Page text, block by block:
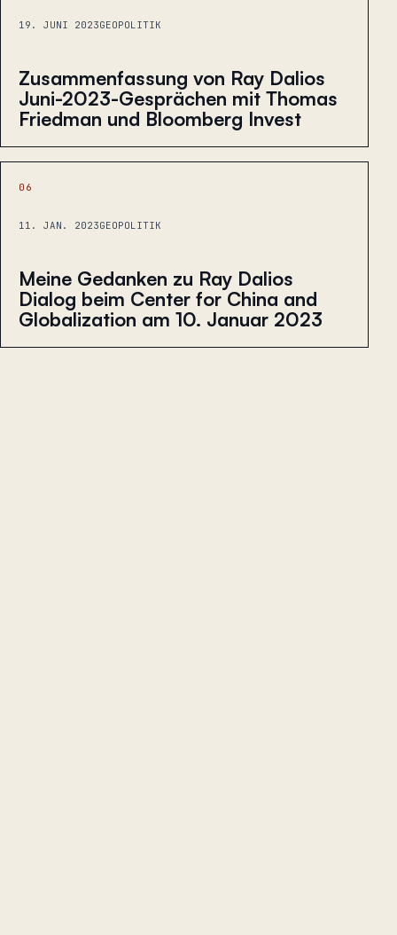
19. JUNI 2023GEOPOLITIK
Zusammenfassung von Ray Dalios
Juni-2023-Gesprächen mit Thomas
Friedman und Bloomberg Invest
06
11. JAN. 2023GEOPOLITIK
Meine Gedanken zu Ray Dalios
Dialog beim Center for China and
Globalization am 10. Januar 2023